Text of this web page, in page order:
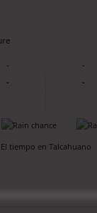
-
-
-
-
-
-
El tiempo en Talcahuano